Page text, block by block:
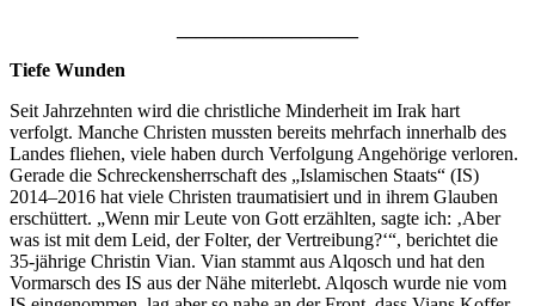
Tiefe Wunden
Seit Jahrzehnten wird die christliche Minderheit im Irak hart
verfolgt. Manche Christen mussten bereits mehrfach innerhalb des
Landes fliehen, viele haben durch Verfolgung Angehörige verloren.
Gerade die Schreckensherrschaft des „Islamischen Staats“ (IS)
2014–2016 hat viele Christen traumatisiert und in ihrem Glauben
erschüttert. „Wenn mir Leute von Gott erzählten, sagte ich: ‚Aber
was ist mit dem Leid, der Folter, der Vertreibung?‘“, berichtet die
35-jährige Christin Vian. Vian stammt aus Alqosch und hat den
Vormarsch des IS aus der Nähe miterlebt. Alqosch wurde nie vom